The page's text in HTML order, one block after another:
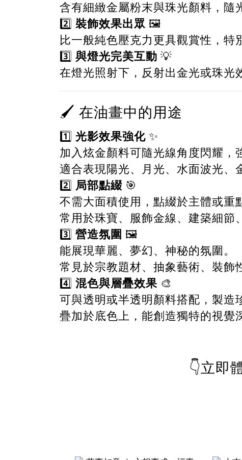
含有細緻金屬粉末與珠光顏料，隨
2️⃣ 裝飾效果出眾 🖼️
比一般純色壓克力更具觀賞性，
3️⃣ 與燈光完美互動 💡
在燈光照射下，反射出金光或珠光
🖌️ 在油畫中的用途
1️⃣ 光影效果強化 ✨
加入炫金顏料可隨光線角度閃耀，
適合表現陽光、月光、水面波光、
2️⃣ 局部點綴 🎯
不需大面積使用，點綴於主體或重
常用於珠寶、服飾金線、建築細節
3️⃣ 營造氛圍 🖼️
能展現華麗、夢幻、神秘的氛圍。
常見於宗教題材、抽象藝術、裝飾
4️⃣ 混色與層疊效果 🎨
可與透明或半透明顏料搭配，製造
疊加於底色上，能創造獨特的視覺
👇立即